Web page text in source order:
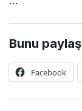
Bunu
Facebook